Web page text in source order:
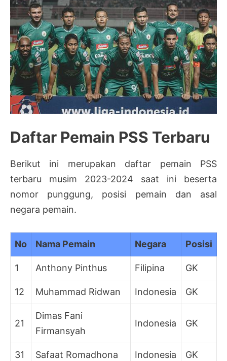
Daftar Pemain PSS Terbaru
Berikut ini merupakan daftar pemain PSS
terbaru musim 2023-2024 saat ini beserta
nomor punggung, posisi pemain dan asal
negara pemain.
No Nama Pemain Negara Posisi
1 Anthony Pinthus Filipina GK
12 Muhammad Ridwan Indonesia GK
21
Dimas Fani
Firmansyah
Indonesia GK
31 Safaat Romadhona Indonesia GK